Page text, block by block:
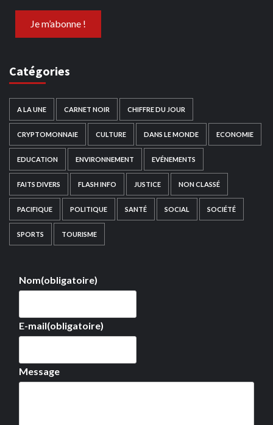
Catégories
A LA UNE CARNET NOIR CHIFFRE DU JOUR
CRYPTOMONNAIE CULTURE DANS LE MONDE ECONOMIE
EDUCATION ENVIRONNEMENT EVÉNEMENTS
FAITS DIVERS FLASH INFO JUSTICE NON CLASSÉ
PACIFIQUE POLITIQUE SANTÉ SOCIAL SOCIÉTÉ
SPORTS TOURISME
Nom(obligatoire)
E-mail(obligatoire)
Message